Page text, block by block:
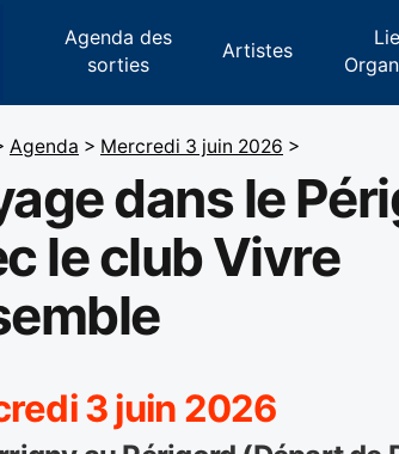
Agenda des
sorties
Artistes
Agenda > Mercredi 3 juin 2026 >
dans le
le club Vivre
3 juin 2026